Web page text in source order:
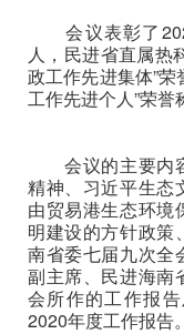
会议表彰了
人，民进省直属热
政工作先进集体”
工作先进个人”荣誉
会议的主要内容
精神、习近平生态
由贸易港生态环境
明建设的方针政策
南省委七届九次全
副主席、民进海南
会所作的工作报
2020年度工作报告。